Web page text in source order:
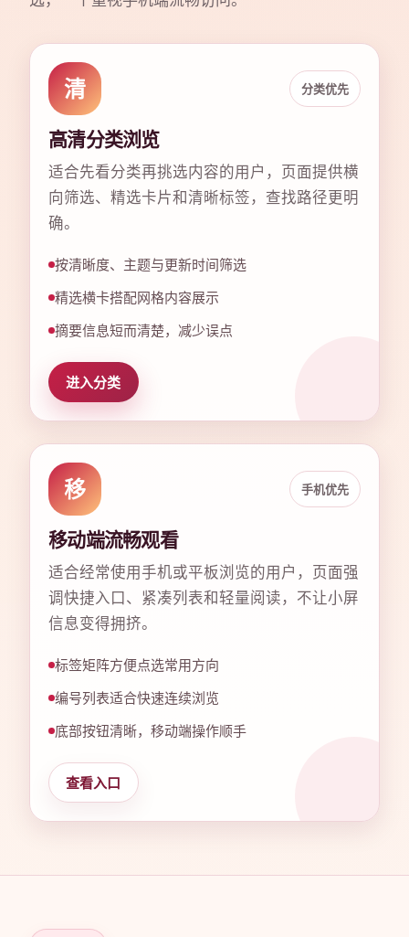
清 分类优先
高清分类浏览
适合先看分类再挑选内容的用户，页面提供横
向筛选、精选卡片和清晰标签，查找路径更明
确。
按清晰度、主题与更新时间筛选
精选横卡搭配网格内容展示
摘要信息短而清楚，减少误点
进入分类
移 手机优先
移动端流畅观看
适合经常使用手机或平板浏览的用户，页面强
调快捷入口、紧凑列表和轻量阅读，不让小屏
信息变得拥挤。
标签矩阵方便点选常用方向
编号列表适合快速连续浏览
底部按钮清晰，移动端操作顺手
查看入口